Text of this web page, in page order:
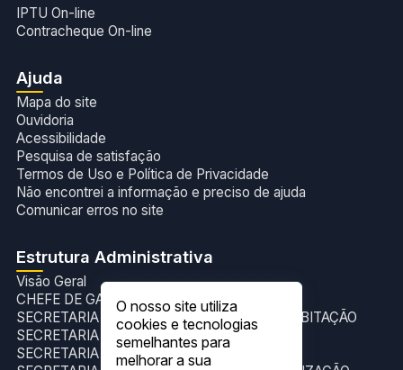
IPTU On-line
Contracheque On-line
Ajuda
Mapa do site
Ouvidoria
Acessibilidade
Pesquisa de satisfação
Termos de Uso e Política de Privacidade
Não encontrei a informação e preciso de ajuda
Comunicar erros no site
Estrutura Administrativa
Visão Geral
CHEFE DE GABINETE
SECRETARIA DE ASSISTÊNCIA SOCIAL E HABITAÇÃO
SECRETARIA DE ADMINISTRAÇAO
SECRETARIA DE AGRICULTURA
O nosso site utiliza
cookies e tecnologias
semelhantes para
melhorar a sua